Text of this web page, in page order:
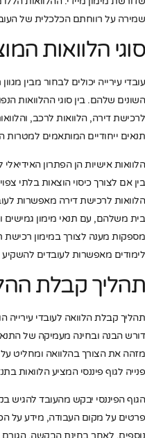
שמירה על רווחתם הכלכלית של
סוגי הלוואות
עובדי עירייה יכולים לבחור מבין
השונים שלהם. בין סוגי ההלוואות
לרכישת דירה, הלוואות לרכב,
תנאים ייחודיים המותאמים למטרות
הלוואות אישיות הן הפתרון
בין אם לצורך כיסוי הוצאות בלתי
הלוואות לרכישת דירה מאפשרות
בית משלהם, עם תנאי מימון גמישים
מספקות מענה לצורך במימון רכישת
לימודים מאפשרות לעובדים להשקיע
תהליך קבלת
תהליך קבלת הלוואה לעובדי עירייה
דורש הבנה ובחינה מעמיקה של
מזהה את הצורך בהלוואה ומחליט
פנייה לגוף פיננסי המציע הלוואות
הגוף הפיננסי יבקש מהעובד להגיש
פרטים על מקום העבודה, מידע על